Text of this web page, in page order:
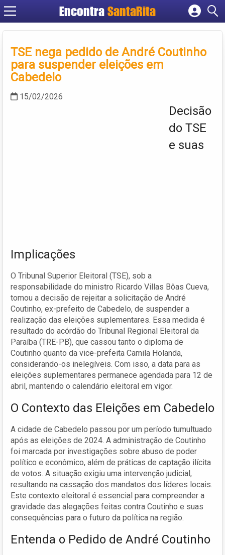
EncontraSantaRita
Cadastrar empresa
Criar conta
TSE nega pedido de André Coutinho
para suspender eleições em
Cabedelo
15/02/2026
Decisão
do TSE
e suas
Implicações
O Tribunal Superior Eleitoral (TSE), sob a
responsabilidade do ministro Ricardo Villas Bôas Cueva,
tomou a decisão de rejeitar a solicitação de André
Coutinho, ex-prefeito de Cabedelo, de suspender a
realização das eleições suplementares. Essa medida é
resultado do acórdão do Tribunal Regional Eleitoral da
Paraíba (TRE-PB), que cassou tanto o diploma de
Coutinho quanto da vice-prefeita Camila Holanda,
considerando-os inelegíveis. Com isso, a data para as
eleições suplementares permanece agendada para 12 de
abril, mantendo o calendário eleitoral em vigor.
O Contexto das Eleições em Cabedelo
A cidade de Cabedelo passou por um período tumultuado
após as eleições de 2024. A administração de Coutinho
foi marcada por investigações sobre abuso de poder
político e econômico, além de práticas de captação ilícita
de votos. A situação exigiu uma intervenção judicial,
resultando na cassação dos mandatos dos líderes locais.
Este contexto eleitoral é essencial para compreender a
gravidade das alegações feitas contra Coutinho e suas
consequências para o futuro da política na região.
Entenda o Pedido de André Coutinho